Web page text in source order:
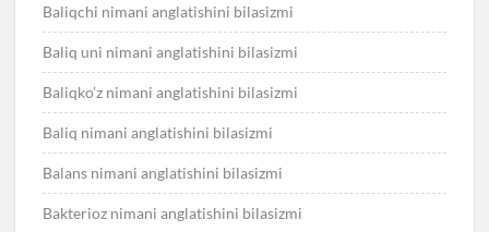
Baliqchi nimani anglatishini bilasizmi
Baliq uni nimani anglatishini bilasizmi
Baliqko’z nimani anglatishini bilasizmi
Baliq nimani anglatishini bilasizmi
Balans nimani anglatishini bilasizmi
Bakterioz nimani anglatishini bilasizmi